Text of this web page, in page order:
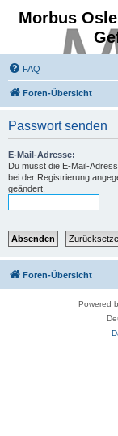
Morbus
FAQ
Foren-Übersicht
Passwort senden
E-Mail-Adresse:
Du musst die E-Mail-
bei der Registrierung
geändert.
Foren-Übersicht
Powered